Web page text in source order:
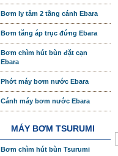
Bơm ly tâm 2 tầng cánh Ebara
Bơm tăng áp trục đứng Ebara
Bơm chìm hút bùn đặt cạn
Ebara
Phớt máy bơm nước Ebara
Cánh máy bơm nước Ebara
MÁY BƠM TSURUMI
Bơm chìm hút bùn Tsurumi